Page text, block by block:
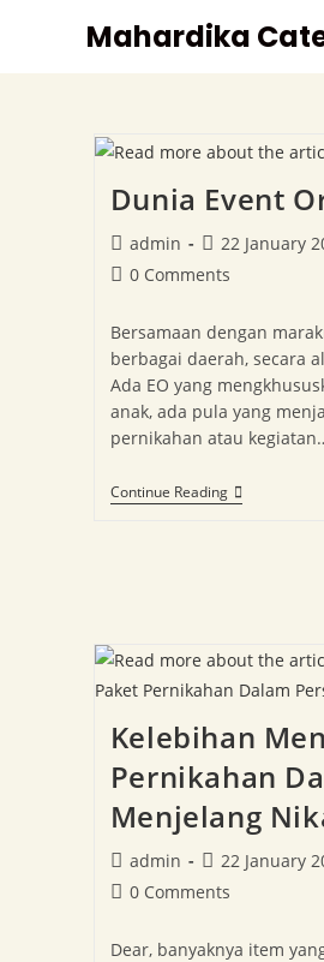
Mahardika
Dunia Event
admin 22 January
0 Comments
Bersamaan dengan
berbagai daerah, secara
Ada EO yang
anak, ada pula yang
pernikahan atau
Continue Reading
Kelebihan
Pernikahan
Menjelang
admin 22 January
0 Comments
Dear, banyaknya item